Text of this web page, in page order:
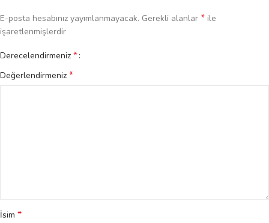
E-posta hesabınız yayımlanmayacak. Gerekli alanlar * ile
işaretlenmişlerdir
Derecelendirmeniz *
Değerlendirmeniz *
İsim *